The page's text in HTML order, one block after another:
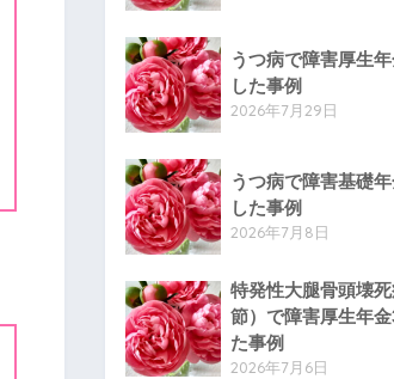
うつ病で障害厚生
した事例
2026年7月29日
うつ病で障害基礎
した事例
2026年7月8日
特発性大腿骨頭壊
節）で障害厚生年
た事例
2026年7月6日